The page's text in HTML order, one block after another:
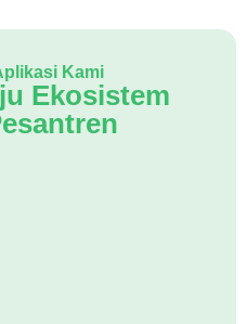
Kami
Ekosistem